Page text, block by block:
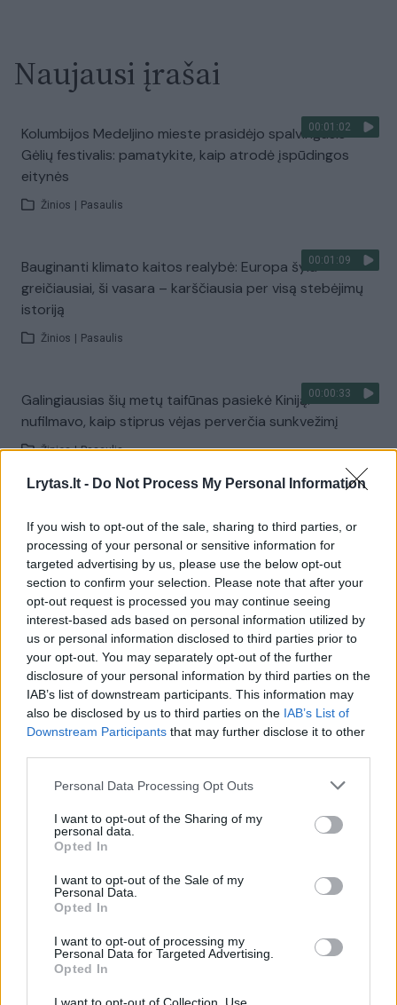
Lrytas.lt - Do Not Process My Personal Information
If you wish to opt-out of the sale, sharing to third parties, or
processing of your personal or sensitive information for
targeted advertising by us, please use the below opt-out
section to confirm your selection. Please note that after your
opt-out request is processed you may continue seeing
interest-based ads based on personal information utilized by
us or personal information disclosed to third parties prior to
your opt-out. You may separately opt-out of the further
disclosure of your personal information by third parties on the
IAB’s list of downstream participants. This information may
also be disclosed by us to third parties on the IAB’s List of
Downstream Participants that may further disclose it to other
Personal Data Processing Opt Outs
I want to opt-out of the Sharing of my
personal data.
Opted In
I want to opt-out of the Sale of my
Personal Data.
Opted In
I want to opt-out of processing my
Personal Data for Targeted Advertising.
Opted In
Naujausi įrašai
00:01:02
Kolumbijos Medeljino mieste prasidėjo spalvingasis
Gėlių festivalis: pamatykite, kaip atrodė įspūdingos
eitynės
Žinios Pasaulis
00:01:09
Bauginanti klimato kaitos realybė: Europa šyla
greičiausiai, ši vasara – karščiausia per visą stebėjimų
istoriją
Žinios Pasaulis
00:00:33
Galingiausias šių metų taifūnas pasiekė Kiniją:
nufilmavo, kaip stiprus vėjas perverčia sunkvežimį
Žinios | Pasaulis
peržiūrėti gynybos susitarimą
Laidos | ELTA savaitė
Visi įrašai
Žiūrimiausi įrašai
vaiko gyvybių išgelbėti nepavyko
Žinios | Lietuvos diena
00:00:57
Savaitės vidurys nusimato karštas: temperatūra kils iki
32 laipsnių šilumos